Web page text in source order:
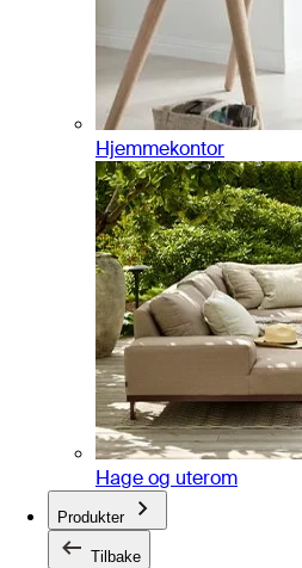
Hjemmekontor
Hage og uterom
Produkter
Tilbake